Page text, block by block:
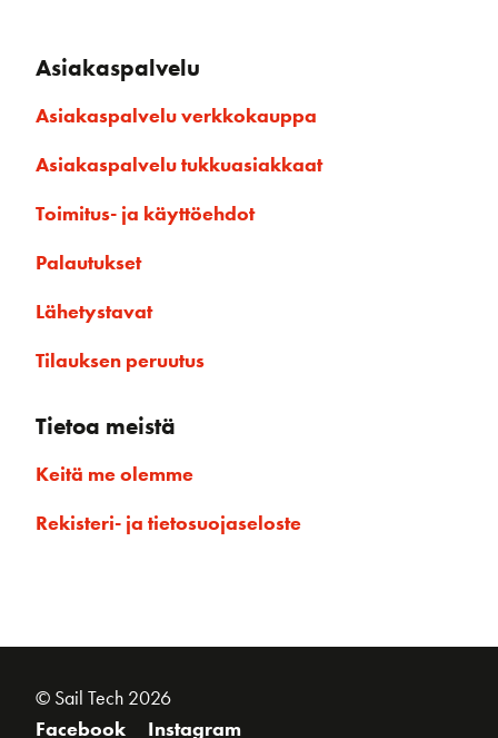
Asiakaspalvelu
Asiakaspalvelu verkkokauppa
Asiakaspalvelu tukkuasiakkaat
Toimitus- ja käyttöehdot
Palautukset
Lähetystavat
Tilauksen peruutus
Tietoa meistä
Keitä me olemme
Rekisteri- ja tietosuojaseloste
© Sail Tech 2026
Facebook
Instagram